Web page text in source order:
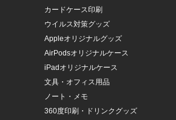
カードケース印刷
ウイルス対策グッズ
Appleオリジナルグッズ
AirPodsオリジナルケース
iPadオリジナルケース
文具・オフィス用品
ノート・メモ
360度印刷・ドリンクグッズ